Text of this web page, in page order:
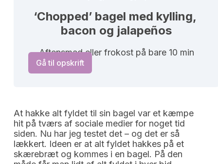
‘Chopped’ bagel med kylling,
bacon og jalapeños
Aftensmad eller frokost på bare 10 min
Gå til opskrift
At hakke alt fyldet til sin bagel var et kæmpe
hit på tværs af sociale medier for noget tid
siden. Nu har jeg testet det – og det er så
lækkert. Ideen er at alt fyldet hakkes på et
skærebræt og kommes i en bagel. På den